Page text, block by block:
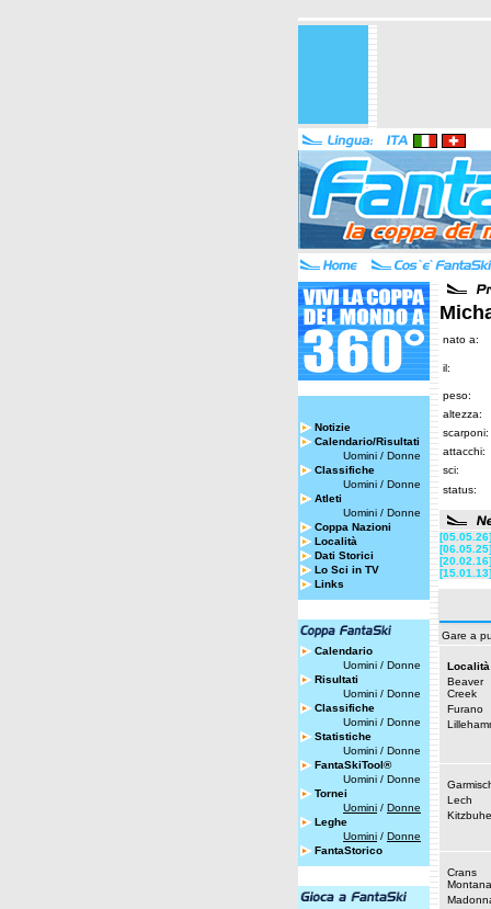
Notizie
Calendario/Risultati
Uomini / Donne
Classifiche
Uomini / Donne
Atleti
Uomini / Donne
Coppa Nazioni
Località
Dati Storici
Lo Sci in TV
Links
Calendario
Uomini / Donne
Risultati
Uomini / Donne
Classifiche
Uomini / Donne
Statistiche
Uomini / Donne
FantaSkiTool®
Uomini / Donne
Tornei
Uomini / Donne
Leghe
Uomini / Donne
FantaStorico
nato a:
il:
peso:
altezza:
scarponi:
attacchi:
sci:
status:
[05.05.26]
[06.05.25]
[20.02.16]
[15.01.13]
Gare a
Località
Beaver
Creek
Furano
Lech
Crans
Montana